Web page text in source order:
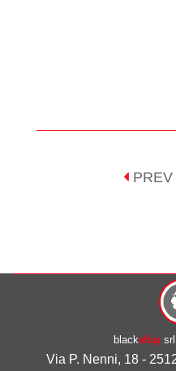
PREV
blackshipsrl
Via P. Nenni, 18 -